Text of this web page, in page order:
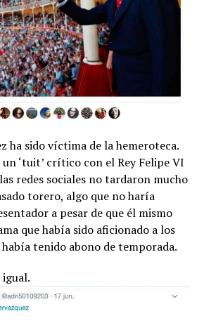
ha sido víctima de la hemeroteca.
‘tuit’ crítico con el Rey Felipe VI
redes sociales no tardaron mucho
torero, algo que no haría
a pesar de que él mismo
que había sido aficionado a los
tenido abono de temporada.